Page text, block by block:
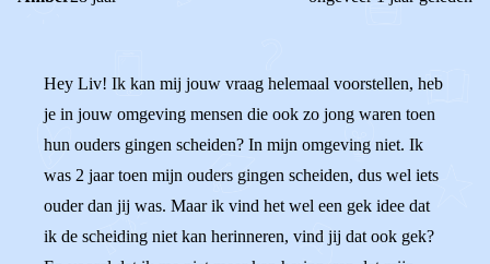
Hey Liv! Ik kan mij jouw vraag helemaal voorstellen, heb
je in jouw omgeving mensen die ook zo jong waren toen
hun ouders gingen scheiden? In mijn omgeving niet. Ik
was 2 jaar toen mijn ouders gingen scheiden, dus wel iets
ouder dan jij was. Maar ik vind het wel een gek idee dat
ik de scheiding niet kan herinneren, vind jij dat ook gek?